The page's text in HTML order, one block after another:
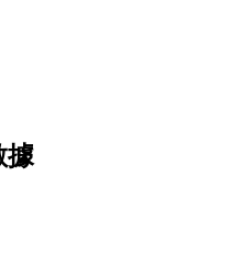
約
品衍生性商品
據